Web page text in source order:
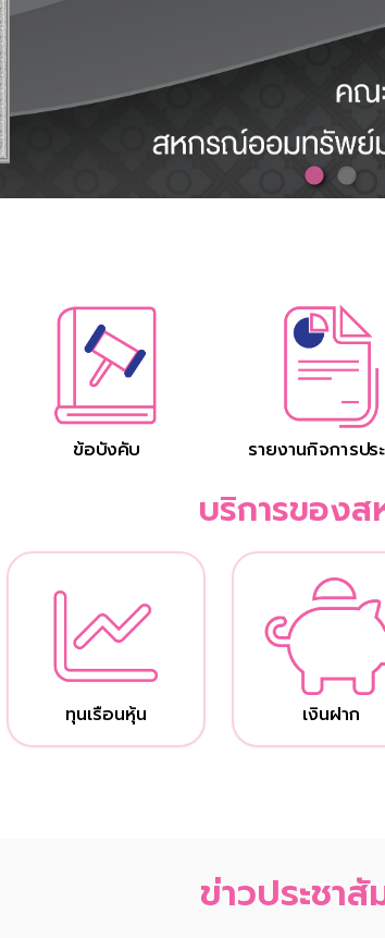
ข้อบังคับ รายงานกิจการปร
บริการของ
ทุนเรือนหุ้น เงินฝาก
ข่าวประชา